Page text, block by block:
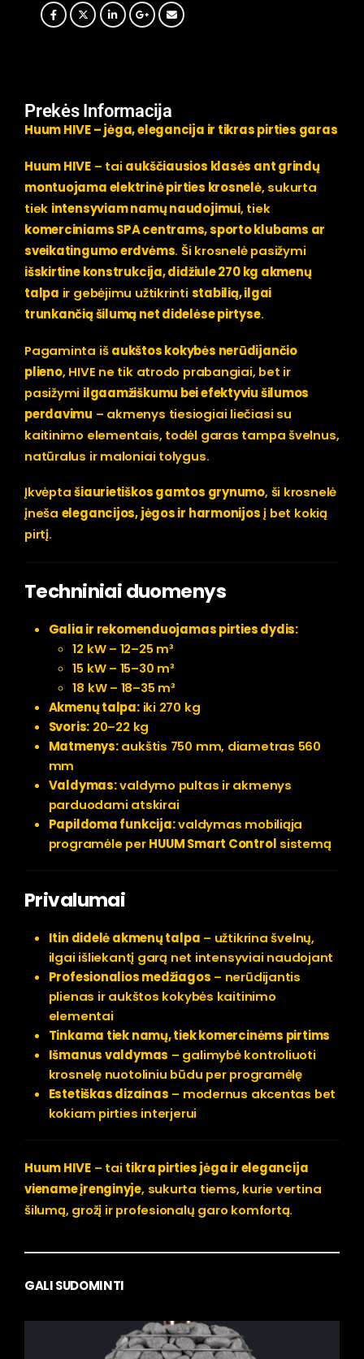
Prekės Informacija
Huum HIVE – jėga, elegancija ir tikras pirties garas
Huum HIVE – taiaukščiausios klasės ant grindų
montuojama elektrinė pirties krosnelė, sukurta
tiek intensyviam namų naudojimui, tiek
komerciniams SPA centrams, sporto klubams ar
sveikatingumo erdvėms. Ši krosnelė pasižymi
išskirtine konstrukcija, didžiule 270 kg akmenų
talpa ir gebėjimu užtikrintistabilią, ilgai
trunkančią šilumą net didelėse pirtyse.
Pagaminta išaukštos kokybės nerūdijančio
plieno, HIVE ne tik atrodo prabangiai, bet ir
pasižymi ilgaamžiškumu bei efektyviu šilumos
perdavimu – akmenys tiesiogiai liečiasi su
kaitinimo elementais, todėl garas tampa švelnus,
natūralus ir maloniai tolygus.
Įkvėptašiaurietiškos gamtos grynumo, ši krosnelė
įneša elegancijos, jėgos ir harmonijosį bet kokią
pirtį.
Techniniai duomenys
Galia ir rekomenduojamas pirties dydis:
12 kW – 12–25 m³
15 kW – 15–30 m³
18 kW – 18–35 m³
Akmenų talpa:iki 270 kg
Svoris: 20–22 kg
Matmenys:aukštis 750 mm, diametras 560
mm
Valdymas:valdymo pultas ir akmenys
parduodami atskirai
Papildoma funkcija:valdymas mobiliąja
programėle perHUUM Smart Control sistemą
Privalumai
Itin didelė akmenų talpa – užtikrina švelnų,
ilgai išliekantį garą net intensyviai naudojant
Profesionalios medžiagos – nerūdijantis
plienas ir aukštos kokybės kaitinimo
elementai
Tinkama tiek namų, tiek komercinėms pirtims
Išmanus valdymas – galimybė kontroliuoti
krosnelę nuotoliniu būdu per programėlę
Estetiškas dizainas – modernus akcentas bet
kokiam pirties interjerui
Huum HIVE – taitikra pirties jėga ir elegancija
viename įrenginyje, sukurta tiems, kurie vertina
šilumą, grožį ir profesionalų garo komfortą.
GALI SUDOMINTI